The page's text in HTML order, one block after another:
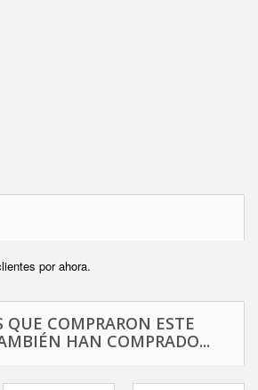
por ahora.
QUE COMPRARON ESTE
HAN COMPRADO...